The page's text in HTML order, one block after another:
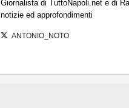
Giornalista di TuttoNapoli.net e di
notizie ed approfondimenti
ANTONIO_NOTO